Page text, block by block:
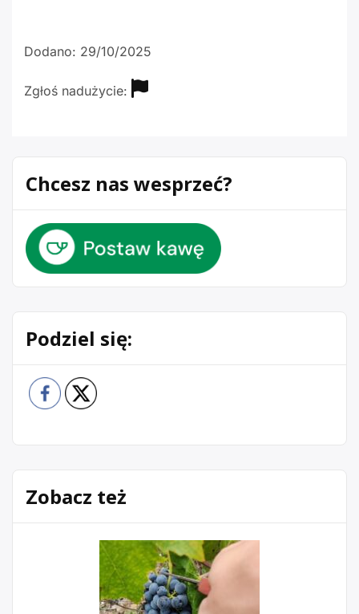
Dodano: 29/10/2025
Zgłoś nadużycie:
Chcesz nas wesprzeć?
Podziel się:
Zobacz też